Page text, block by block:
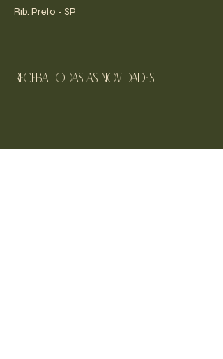
Rib. Preto - SP
receba todas as novidades!